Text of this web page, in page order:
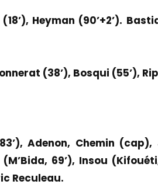
Heyman (90’+2’).
(38’), Bosqui (55’),
Adenon, Chemin
69’), Insou
Reculeau.